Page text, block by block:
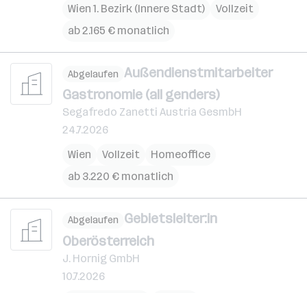
Wien 1. Bezirk (Innere Stadt)
Vollzeit
ab 2.165 € monatlich
Abgelaufen Außendienstmitarbeiter
Gastronomie (all genders)
Segafredo Zanetti Austria GesmbH
24.7.2026
Wien
Vollzeit
Homeoffice
ab 3.220 € monatlich
Abgelaufen Gebietsleiter:in
Oberösterreich
J. Hornig GmbH
10.7.2026